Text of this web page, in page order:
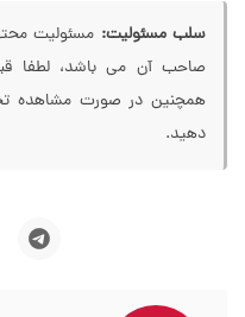
سلب مسئولیت: مسئولیت
صاحب آن می باشد، لطفا
همچنین در صورت مشاهده
دهید.